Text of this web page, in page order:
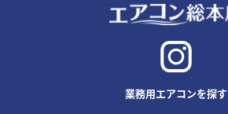
業務用エアコンを探す